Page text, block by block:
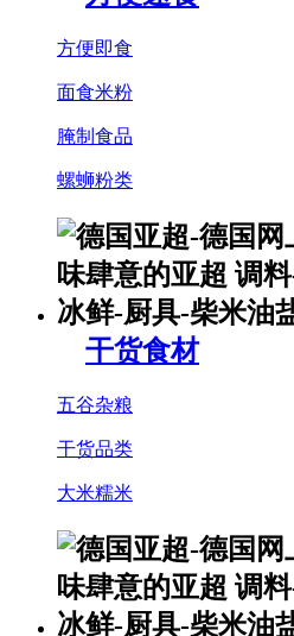
方便即食
面食米粉
腌制食品
螺蛳粉类
干货食材
五谷杂粮
干货品类
大米糯米